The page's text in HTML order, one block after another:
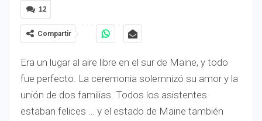
12
Compartir
Era un lugar al aire libre en el sur de Maine, y todo
fue perfecto. La ceremonia solemnizó su amor y la
unión de dos familias. Todos los asistentes
estaban felices … y el estado de Maine también